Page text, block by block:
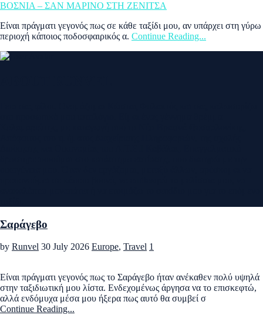
ΒΟΣΝΙΑ – ΣΑΝ ΜΑΡΙΝΟ ΣΤΗ ΖΕΝΙΤΣΑ
Είναι πράγματι γεγονός πως σε κάθε ταξίδι μου, αν υπάρχει στη γύρω
περιοχή κάποιος ποδοσφαιρικός α. Continue Reading...
Σαράγεβο
by Runvel 30 July 2026 Europe, Travel 1
Είναι πράγματι γεγονός πως το Σαράγεβο ήταν ανέκαθεν πολύ υψηλά
στην ταξιδιωτική μου λίστα. Ενδεχομένως άργησα να το επισκεφτώ,
αλλά ενδόμυχα μέσα μου ήξερα πως αυτό θα συμβεί σ
Continue Reading...